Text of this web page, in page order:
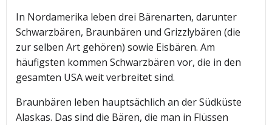
In Nordamerika leben drei Bärenarten, darunter
Schwarzbären, Braunbären und Grizzlybären (die
zur selben Art gehören) sowie Eisbären. Am
häufigsten kommen Schwarzbären vor, die in den
gesamten USA weit verbreitet sind.
Braunbären leben hauptsächlich an der Südküste
Alaskas. Das sind die Bären, die man in Flüssen